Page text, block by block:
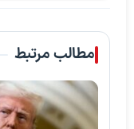
مطالب مرتبط